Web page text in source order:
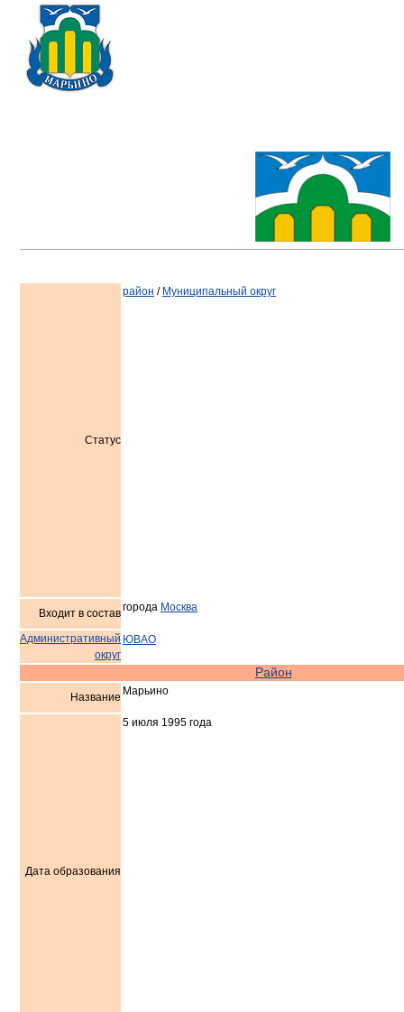
Статус
район / Муниципальный округ
Входит в составгорода Москва
Административный
округ
ЮВАО
Район
Название Марьино
Дата образования
5 июля 1995 года